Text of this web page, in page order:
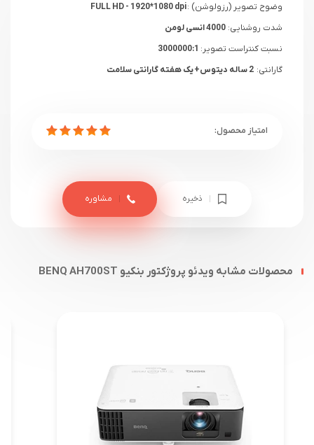
وضوح تصویر (رزولوشن) :
شدت روشنایی: 4000 انسی لومن
نسبت کنتراست تصویر:
گارانتی:
ذخیره مشاوره
محصولات مشابه ویدئو پروژکتور بنکیو BENQ AH700ST